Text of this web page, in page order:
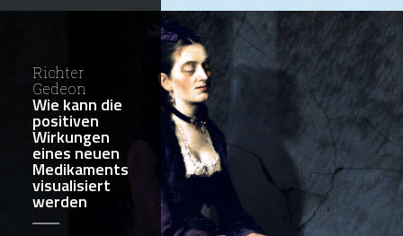
Richter
Gedeon
Wie kann die
positiven
Wirkungen
eines neuen
Medikaments
visualisiert
werden